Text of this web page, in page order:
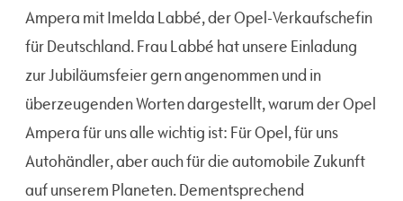
Ampera mit Imelda Labbé, der Opel-Verkaufschefin
für Deutschland. Frau Labbé hat unsere Einladung
zur Jubiläumsfeier gern angenommen und in
überzeugenden Worten dargestellt, warum der Opel
Ampera für uns alle wichtig ist: Für Opel, für uns
Autohändler, aber auch für die automobile Zukunft
auf unserem Planeten. Dementsprechend